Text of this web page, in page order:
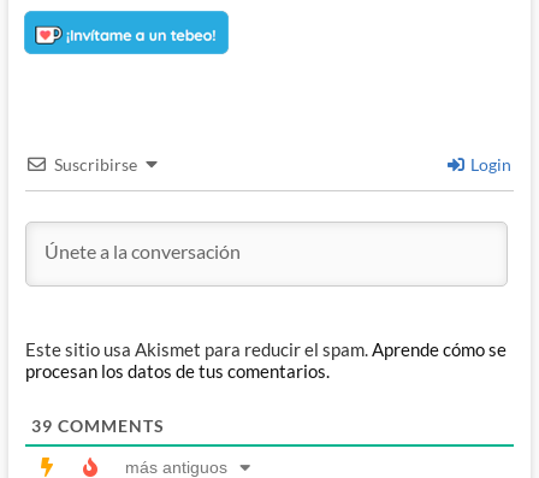
Suscribirse Login
Este sitio usa Akismet para reducir el spam. Aprende cómo se
procesan los datos de tus comentarios.
39 COMMENTS
más antiguos